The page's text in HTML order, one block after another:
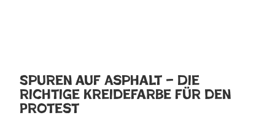
Spuren auf Asphalt – Die
richtige Kreidefarbe für den
Protest